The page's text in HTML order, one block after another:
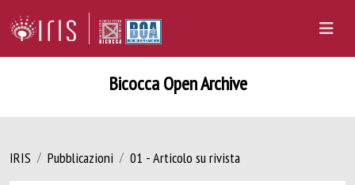
Bicocca Open Archive
IRIS Pubblicazioni 01 - Articolo su rivista